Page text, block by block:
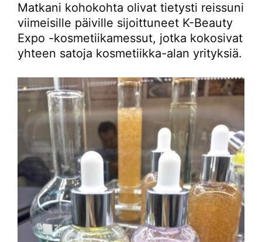
Matkani kohokohta olivat tietysti reissuni
viimeisille päiville sijoittuneet K-Beauty
Expo -kosmetiikamessut, jotka kokosivat
yhteen satoja kosmetiikka-alan yrityksiä.